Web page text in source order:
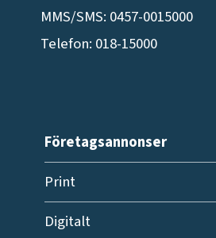
MMS/SMS: 0457-0015000
Telefon: 018-15000
Företagsannonser
Print
Digitalt